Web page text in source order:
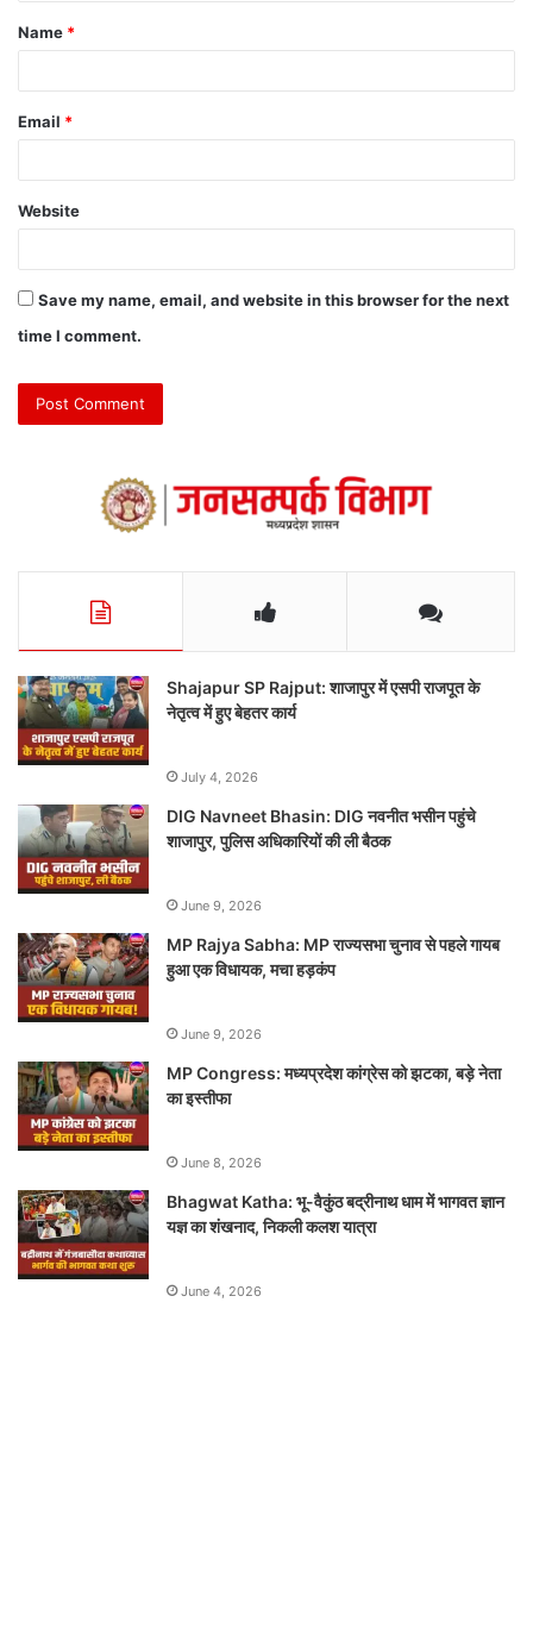
Name *
Email *
Website
Save my name, email, and website in this browser for the next
time I comment.
Shajapur SP Rajput: शाजापुर में एसपी राजपूत के
नेतृत्व में हुए बेहतर कार्य
July 4, 2026
DIG Navneet Bhasin: DIG नवनीत भसीन पहुंचे
शाजापुर, पुलिस अधिकारियों की ली बैठक
June 9, 2026
MP Rajya Sabha: MP राज्यसभा चुनाव से पहले गायब
हुआ एक विधायक, मचा हड़कंप
June 9, 2026
MP Congress: मध्यप्रदेश कांग्रेस को झटका, बड़े नेता
का इस्तीफा
June 8, 2026
Bhagwat Katha: भू-वैकुंठ बद्रीनाथ धाम में भागवत ज्ञान
यज्ञ का शंखनाद, निकली कलश यात्रा
June 4, 2026